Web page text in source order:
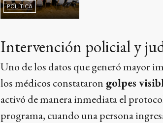
POLÍTICA
Intervención policial y
Uno de los datos que generó mayor
los médicos constataron golpes
activó de manera inmediata el
programa, cuando una persona